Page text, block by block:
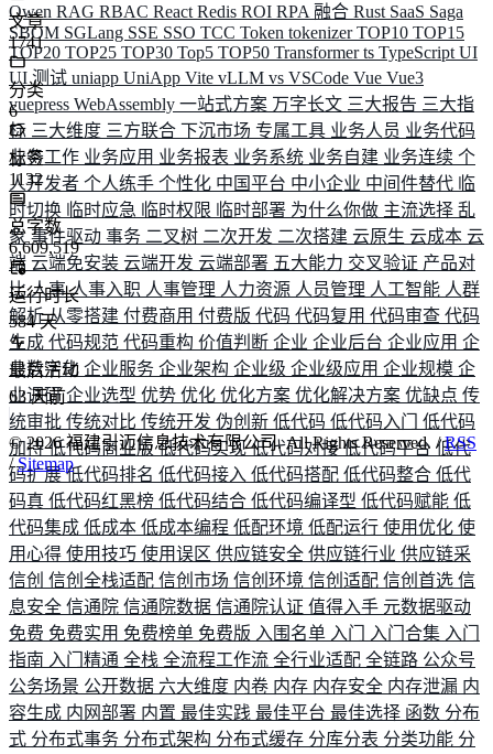
Qwen RAG RBAC React Redis ROI RPA 融合 Rust SaaS Saga
SBOM SGLang SSE SSO TCC Token tokenizerTOP10 TOP15
TOP20 TOP25 TOP30 Top5 TOP50 Transformerts TypeScript UI
UI 测试 uniapp UniApp Vite vLLM vs VSCode Vue Vue3
vuepress WebAssembly 一站式方案 万字长文 三大报告 三大指
标 三大维度 三方联合 下沉市场 专属工具 业务人员 业务代码
业务工作 业务应用 业务报表 业务系统 业务自建 业务连续 个
人开发者 个人练手 个性化 中国平台 中小企业 中间件替代 临
时切换 临时应急 临时权限 临时部署 为什么你做 主流选择 乱
象 事件驱动 事务 二叉树 二次开发 二次搭建 云原生 云成本 云
端 云端免安装 云端开发 云端部署 五大能力 交叉验证 产品对
比人事人事入职 人事管理 人力资源 人员管理 人工智能 人群
解析从零搭建 付费商用 付费版 代码 代码复用 代码审查 代码
生成 代码规范 代码重构 价值判断 企业 企业后台 企业应用 企
业数字化 企业服务 企业架构 企业级 企业级应用 企业规模 企
业调研企业选型 优势 优化 优化方案 优化解决方案 优缺点 传
统审批 传统对比 传统开发 伪创新 低代码 低代码入门 低代码
加持低代码商业版低代码实现低代码对接低代码平台 低代
码扩展低代码排名 低代码接入 低代码搭配 低代码整合 低代
码真 低代码红黑榜 低代码结合 低代码编译型 低代码赋能 低
代码集成 低成本 低成本编程 低配环境 低配运行 使用优化 使
用心得 使用技巧 使用误区 供应链安全 供应链行业 供应链采
信创 信创全栈适配 信创市场 信创环境 信创适配 信创首选 信
息安全 信通院 信通院数据 信通院认证 值得入手 元数据驱动
免费 免费实用 免费榜单 免费版 入围名单 入门 入门合集 入门
指南 入门精通 全栈 全流程工作流 全行业适配 全链路 公众号
公务场景 公开数据 六大维度 内卷 内存 内存安全 内存泄漏 内
容生成 内网部署 内置 最佳实践 最佳平台 最佳选择 函数 分布
式 分布式事务 分布式架构 分布式缓存 分库分表 分类功能 分
文章
1741
分类
6
标签
1132
总字数
6,609,519
运行时长
584 天
最后活动
63 天前
©2026福建引迈信息技术有限公司. All Rights Reserved. /RSS
/Sitemap